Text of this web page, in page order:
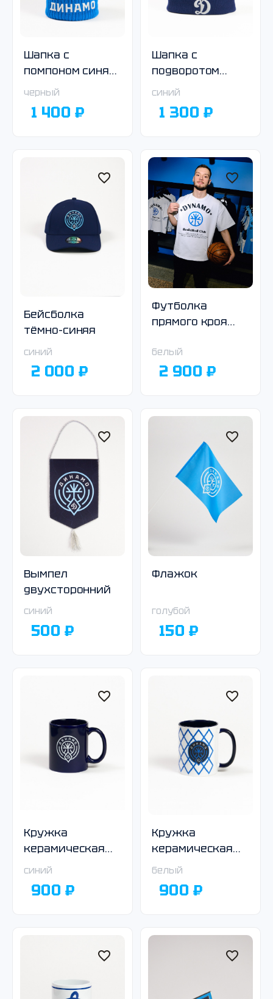
Шапка с
помпоном синяя
в полоску
черный
1 400 ₽
Шапка с
подворотом
тёмно-синяя
синий
1 300 ₽
Бейсболка
тёмно-синяя
синий
2 000 ₽
Футболка
прямого кроя
белый
2 900 ₽
Вымпел
двухсторонний
синий
500 ₽
Флажок
голубой
150 ₽
Кружка
керамическая
тёмно-синяя
синий
900 ₽
Кружка
керамическая
белая с синей
белый
900 ₽